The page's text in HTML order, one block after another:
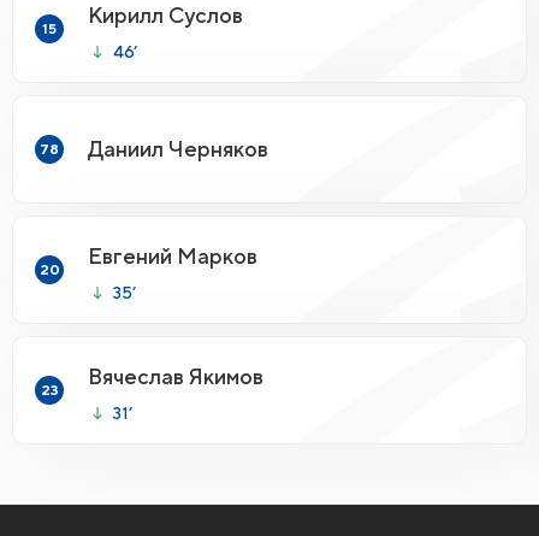
15
Кирилл Суслов
46’
78 Даниил Черняков
20
Евгений Марков
35’
23
Вячеслав Якимов
31’